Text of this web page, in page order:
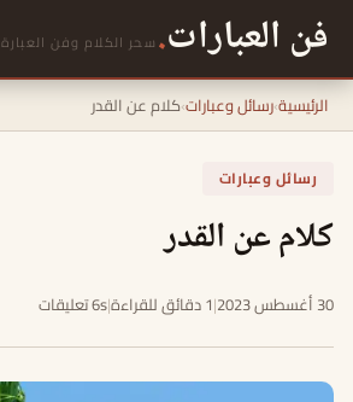
فن العبارات. سحر الكلام وفن العبارة
الرئيسية›رسائل وعبارات›كلام عن القدر
رسائل وعبارات
كلام عن القدر
30 أغسطس 2023 |1 دقائق للقراءة |6s تعليقات